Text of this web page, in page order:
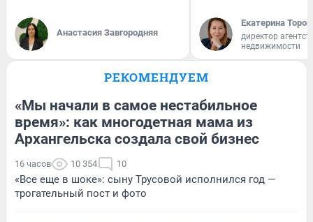
Анастасия Завгородняя
Екатерина
директор
недвижимости
РЕКОМЕНДУЕМ
«Мы начали в самое нестабильное
время»: как многодетная мама из
Архангельска создала свой бизнес
16 часов 10 354 10
«Все еще в шоке»: сыну Трусовой исполнился год —
трогательный пост и фото